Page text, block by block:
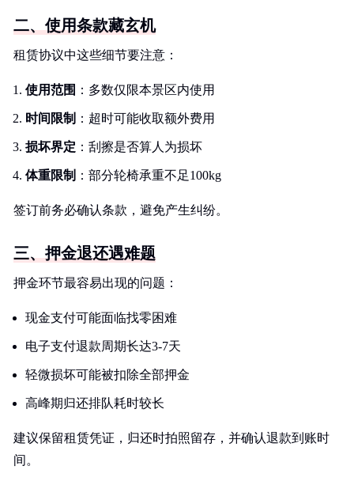
二、使用条款藏玄机
租赁协议中这些细节要注意：
使用范围 ：多数仅限本景区内使用
时间限制 ：超时可能收取额外费用
损坏界定 ：刮擦是否算人为损坏
体重限制 ：部分轮椅承重不足100kg
签订前务必确认条款，避免产生纠纷。
三、押金退还遇难题
押金环节最容易出现的问题：
现金支付可能面临找零困难
电子支付退款周期长达3-7天
轻微损坏可能被扣除全部押金
高峰期归还排队耗时较长
建议保留租赁凭证，归还时拍照留存，并确认退款到账时
间。